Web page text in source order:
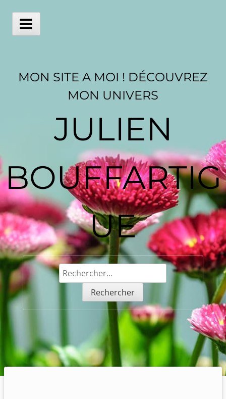
contentMain
MON SITE A MOI ! DÉCOUVREZ
MON UNIVERS
JULIEN
BOUFFARTIG
UE
Rechercher :